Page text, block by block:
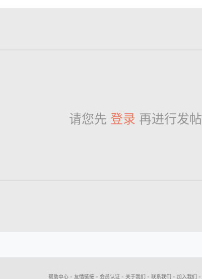
请您先 登录 再进行发帖
帮助中心 - 友情链接 - 会员认证 - 关于我们 - 联系我们 - 加入我们 -